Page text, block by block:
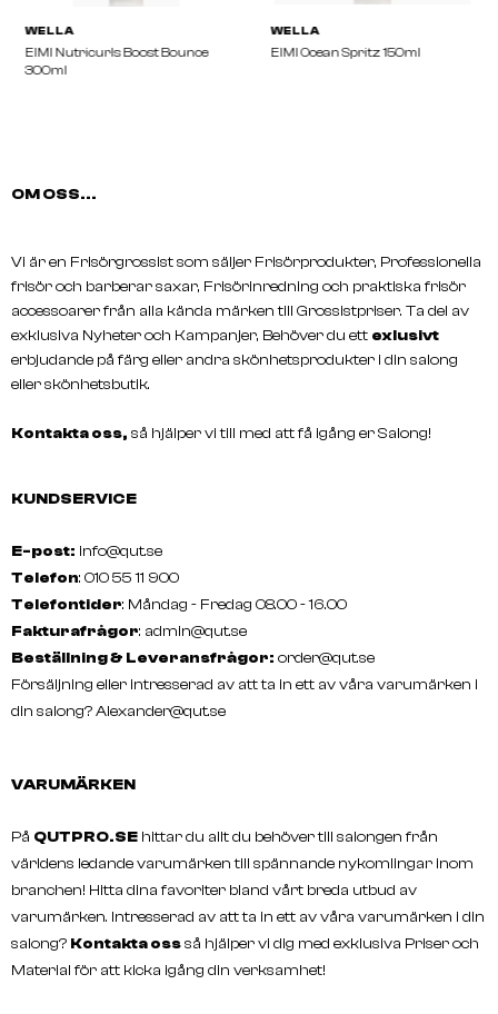
300ml
OM OSS...
Vi är en Frisörgrossist som säljer Frisörprodukter, Professionella
frisör och barberar saxar, Frisörinredning och praktiska frisör
accessoarer från alla kända märken till Grossistpriser. Ta del av
exklusiva Nyheter och Kampanjer, Behöver du ett exlusivt
erbjudande på färg eller andra skönhetsprodukter i din salong
eller skönhetsbutik.
Kontakta oss, så hjälper vi till med att få igång er Salong!
KUNDSERVICE
E-post: info@qut.se
Telefon: 010 55 11 900
Telefontider: Måndag - Fredag 08.00 - 16.00
Fakturafrågor: admin@qut.se
Beställning & Leveransfrågor: order@qut.se
Försäljning eller intresserad av att ta in ett av våra varumärken i
din salong?Alexander@qut.se
VARUMÄRKEN
På QUTPRO.SE hittar du allt du behöver till salongen från
världens ledande varumärken till spännande nykomlingar inom
branchen! Hitta dina favoriter bland vårt breda utbud av
varumärken. Intresserad av att ta in ett av våra varumärken i din
salong? Kontakta ossså hjälper vi dig med exklusiva Priser och
Material för att kicka igång din verksamhet!